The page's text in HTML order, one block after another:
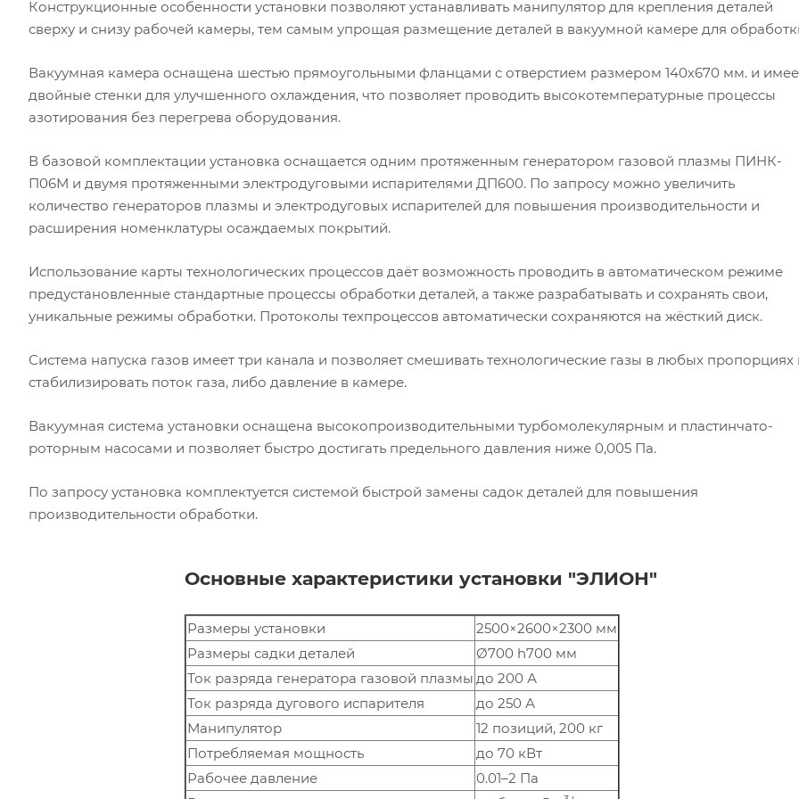
Конструкционные особенности установки позволяют устанавливать манипулятор для крепления деталей
сверху и снизу рабочей камеры, тем самым упрощая размещение деталей в вакуумной камере для
Вакуумная камера оснащена шестью прямоугольными фланцами с отверстием размером 140х670 мм. и
двойные стенки для улучшенного охлаждения, что позволяет проводить высокотемпературные процессы
азотирования без перегрева оборудования.
В базовой комплектации установка оснащается одним протяженным генератором газовой плазмы ПИНК-
П06М и двумя протяженными электродуговыми испарителями ДП600. По запросу можно увеличить
количество генераторов плазмы и электродуговых испарителей для повышения производительности и
расширения номенклатуры осаждаемых покрытий.
Использование карты технологических процессов даёт возможность проводить в автоматическом режиме
предустановленные стандартные процессы обработки деталей, а также разрабатывать и сохранять свои,
уникальные режимы обработки. Протоколы техпроцессов автоматически сохраняются на жёсткий диск.
Система напуска газов имеет три канала и позволяет смешивать технологические газы в любых пропорциях
стабилизировать поток газа, либо давление в камере.
Вакуумная система установки оснащена высокопроизводительными турбомолекулярным и пластинчато-
роторным насосами и позволяет быстро достигать предельного давления ниже 0,005 Па.
По запросу установка комплектуется системой быстрой замены садок деталей для повышения
производительности обработки.
Основные характеристики установки "ЭЛИОН"
Размеры установки
2500×2600×2300 мм
Размеры садки деталей
Ø700 h700 мм
Ток разряда генератора газовой плазмы до 200 А
Ток разряда дугового испарителя
до 250 А
Манипулятор
12 позиций, 200 кг
Потребляемая мощность
до 70 кВт
Рабочее давление
0.01–2 Па